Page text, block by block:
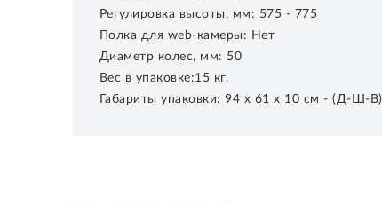
Регулировка высоты, мм: 575 - 775
Полка для web-камеры: Нет
Диаметр колес, мм: 50
Вес в упаковке:15 кг.
Габариты упаковки: 94 х 61 х 10 см - (Д-Ш-В)